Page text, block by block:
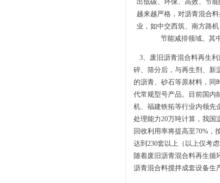
出低碳、环保、高效、节
越来越严格，对沥青混合
业，如中交西筑、南方路
节能减排领域。其
3、废旧沥青混合料再生
碎、筛分后，与再生剂、新
的沥青、砂石等原材料，同
代常规型号产品。目前国内
机、福建铁拓等行业内领先
处理能力20万吨计算，我国
回收利用率将提高至70%，
达到230套以上（以上仅考
随着废旧沥青混合料再生循
沥青混合料搅拌成套设备生